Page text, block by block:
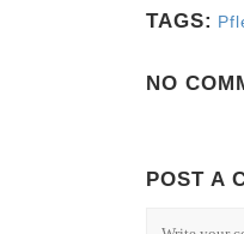
TAGS:
NO
POST A